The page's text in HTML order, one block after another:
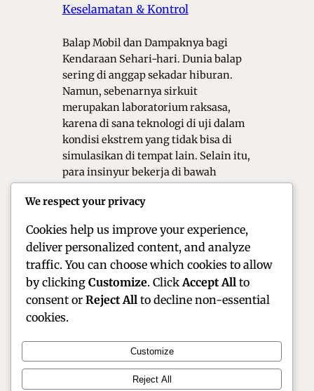
Keselamatan & Kontrol
Balap Mobil dan Dampaknya bagi
Kendaraan Sehari-hari. Dunia balap
sering di anggap sekadar hiburan.
Namun, sebenarnya sirkuit
merupakan laboratorium raksasa,
karena di sana teknologi di uji dalam
kondisi ekstrem yang tidak bisa di
simulasikan di tempat lain. Selain itu,
para insinyur bekerja di bawah
keputusan teknis harus cepat dan
Official Site of Christian Montanari | Racer &
We respect your privacy
Cookies help us improve your experience,
deliver personalized content, and analyze
traffic. You can choose which cookies to allow
by clicking Customize. Click Accept All to
consent or Reject All to decline non-essential
cookies.
Customize
Reject All